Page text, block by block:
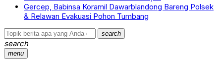
Gercep, Babinsa Koramil Dawarblandong Bareng Polsek
& Relawan Evakuasi Pohon Tumbang
search
search
menu